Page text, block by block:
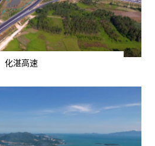
化湛高速